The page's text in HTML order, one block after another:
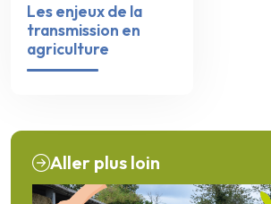
Les enjeux de la
transmission en
agriculture
Aller plus loin